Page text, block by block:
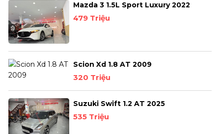
Mazda 3 1.5L Sport Luxury 2022
479 Triệu
Scion Xd 1.8 AT 2009
320 Triệu
Suzuki Swift 1.2 AT 2025
535 Triệu